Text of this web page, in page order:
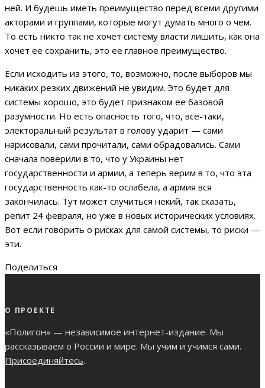
ней. И будешь иметь преимущество перед всеми другими
акторами и группами, которые могут думать много о чем.
То есть никто так не хочет систему власти лишить, как она
хочет ее сохранить, это ее главное преимущество.
Если исходить из этого, то, возможно, после выборов мы
никаких резких движений не увидим. Это будет для
системы хорошо, это будет признаком ее базовой
разумности. Но есть опасность того, что, все-таки,
электоральный результат в голову ударит — сами
нарисовали, сами прочитали, сами обрадовались. Сами
сначала поверили в то, что у Украины нет
государственности и армии, а теперь верим в то, что эта
государственность как-то ослабела, а армия вся
закончилась. Тут может случиться некий, так сказать,
репит 24 февраля, но уже в новых исторических условиях.
Вот если говорить о рисках для самой системы, то риски —
эти.
Поделиться
О ПРОЕКТЕ
«Полигон» — независимое интернет-издание. Мы
рассказываем о России и мире. Мы учим и учимся сами.
Присоединяйтесь.